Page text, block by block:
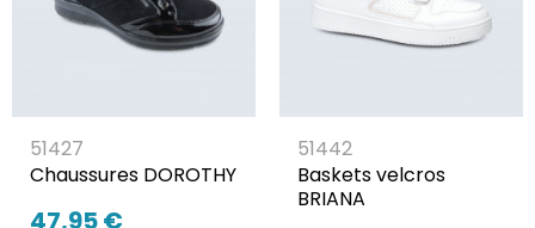
51427
Chaussures DOROTHY
47,95 €
51442
Baskets velcros
BRIANA